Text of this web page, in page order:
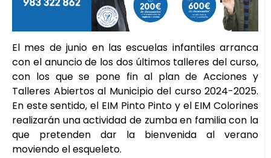
El mes de junio en las escuelas infantiles arranca
con el anuncio de los dos últimos talleres del curso,
con los que se pone fin al plan de Acciones y
Talleres Abiertos al Municipio del curso 2024-2025.
En este sentido, el EIM Pinto Pinto y el EIM Colorines
realizarán una actividad de zumba en familia con la
que pretenden dar la bienvenida al verano
moviendo el esqueleto.